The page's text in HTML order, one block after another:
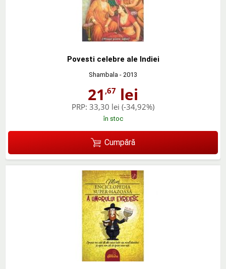
Povesti celebre ale Indiei
Shambala - 2013
21 ,67 lei
PRP: 33,30 lei (-34,92%)
în stoc
Cumpără